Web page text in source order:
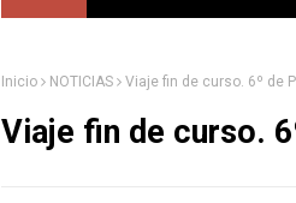
Inicio NOTICIAS Viaje fin de curso. 6º de
Viaje fin de curso.